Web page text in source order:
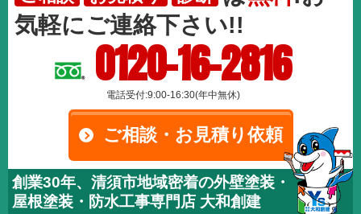
気軽にご連絡下さい!!
0120-16-2816
電話受付:9:00-16:30(年中無休)
ご相談・お見積り依頼
創業30年、清須市地域密着の外壁塗装・
屋根塗装・防水工事専門店 大和創建